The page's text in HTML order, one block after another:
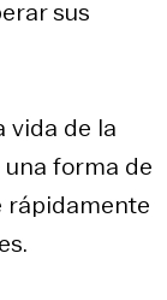
sus
vida de la
forma de
rápidamente